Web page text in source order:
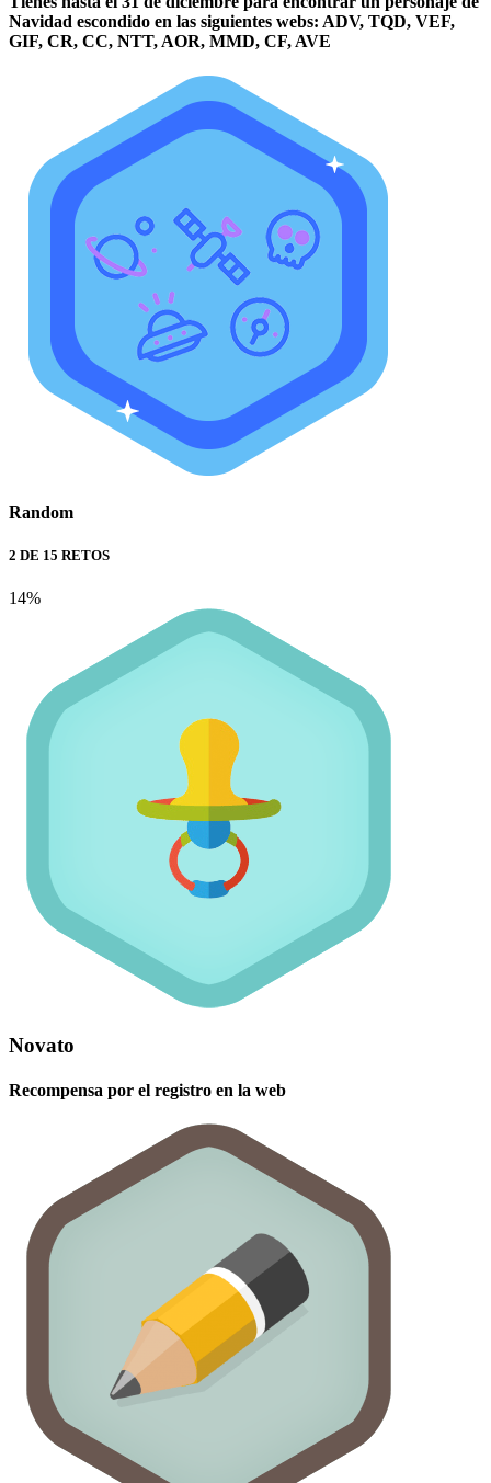
Navidad escondido en las siguientes webs: ADV, TQD, VEF,
GIF, CR, CC, NTT, AOR, MMD, CF, AVE
Random
2 DE 15 RETOS
14%
Novato
Recompensa por el registro en la web